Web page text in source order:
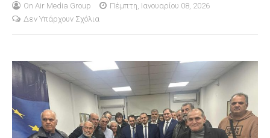
NEW On Air Media Group
Πέμπτη, Ιανουαρίου 08, 2026
Δεν Υπάρχουν Σχόλια